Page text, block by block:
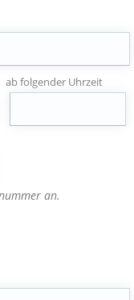
ab folgender Uhrzeit
an.